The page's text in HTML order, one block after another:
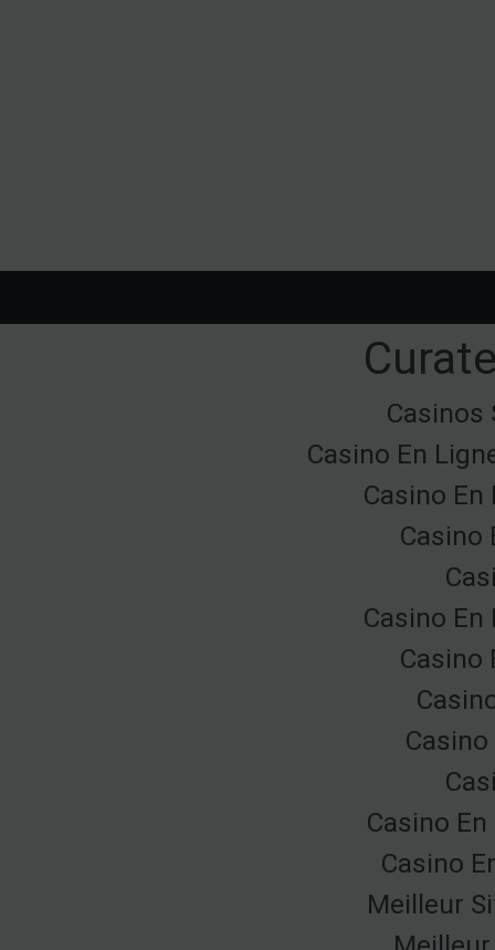
Casinos
Casino En
Casino En
Casino
Casino En
Casino
Casino
Casino
Meilleur